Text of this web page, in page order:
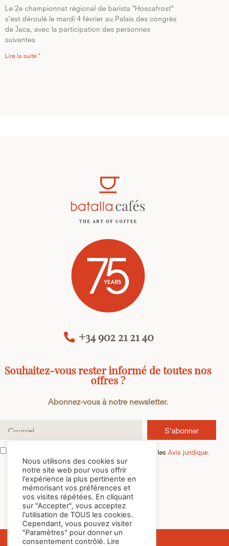
Le 2e championnat régional de barista "Hoscafrost"
s'est déroulé le mardi 4 février au Palais des congrès
de Jaca, avec la participation des personnes
suivantes
Lire la suite "
+34 902 21 21 40
Souhaitez-vous rester informé de toutes nos
offres ?
Abonnez-vous à notre newsletter.
S'abonner
et les Avis juridique
Nous utilisons des cookies sur
notre site web pour vous offrir
l'expérience la plus pertinente en
mémorisant vos préférences et
vos visites répétées. En cliquant
sur "Accepter", vous acceptez
l'utilisation de TOUS les cookies.
Cependant, vous pouvez visiter
"Paramètres" pour donner un
consentement contrôlé. Lire